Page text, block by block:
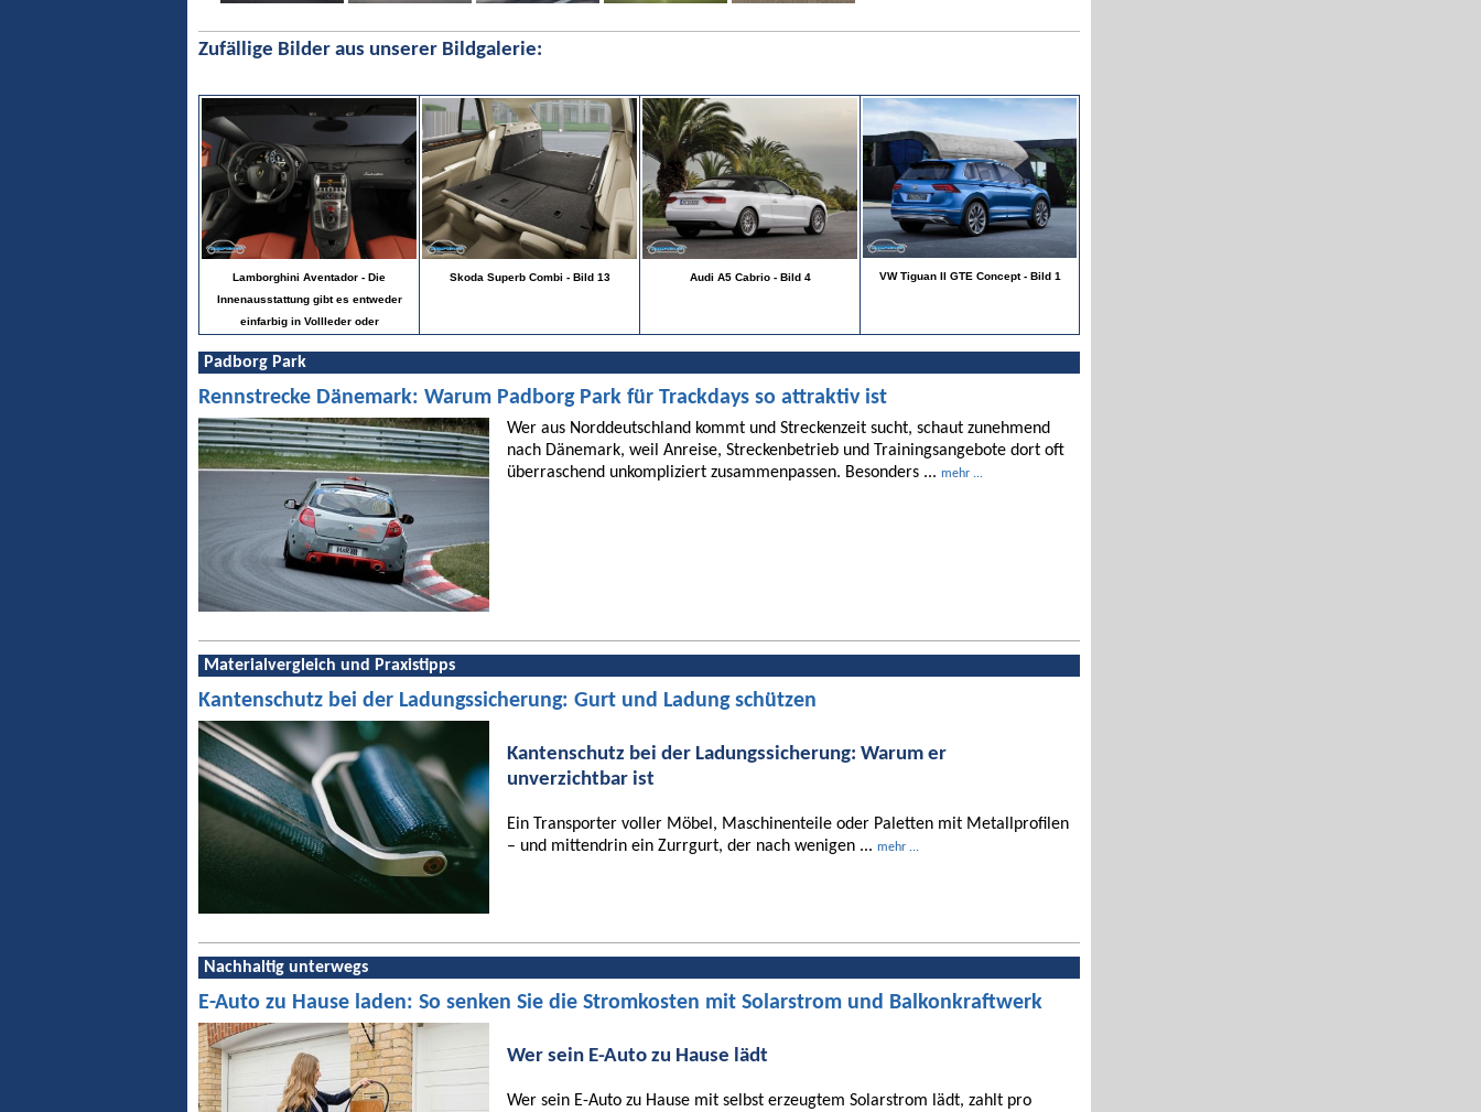
Zufällige Bilder aus unserer Bildgalerie:
Lamborghini Aventador - Die
Innenausstattung gibt es entweder
einfarbig in Vollleder oder
Skoda Superb Combi - Bild 13 Audi A5 Cabrio - Bild 4 VW Tiguan II GTE Concept - Bild 1
Padborg Park
Rennstrecke Dänemark: Warum Padborg Park für Trackdays so attraktiv ist
Wer aus Norddeutschland kommt und Streckenzeit sucht, schaut zunehmend
nach Dänemark, weil Anreise, Streckenbetrieb und Trainingsangebote dort oft
überraschend unkompliziert zusammenpassen. Besonders ... mehr ...
Materialvergleich und Praxistipps
Kantenschutz bei der Ladungssicherung: Gurt und Ladung schützen
Kantenschutz bei der Ladungssicherung: Warum er
unverzichtbar ist
Ein Transporter voller Möbel, Maschinenteile oder Paletten mit Metallprofilen
– und mittendrin ein Zurrgurt, der nach wenigen ... mehr ...
Nachhaltig unterwegs
E-Auto zu Hause laden: So senken Sie die Stromkosten mit Solarstrom und Balkonkraftwerk
Wer sein E-Auto zu Hause lädt
Wer sein E-Auto zu Hause mit selbst erzeugtem Solarstrom lädt, zahlt pro